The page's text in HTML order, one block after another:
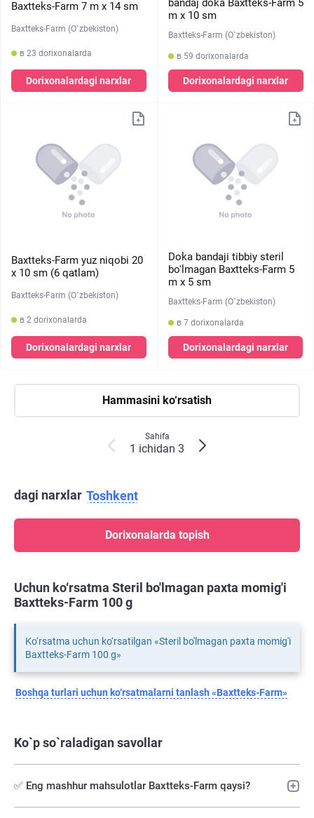
Baxtteks-Farm 7 m х 14 sm
Baxtteks-Farm (O`zbekiston)
в 23 dorixonalarda
Dorixonalardagi narxlar
bandaj doka Baxtteks-Farm 5
m х 10 sm
Baxtteks-Farm (O`zbekiston)
в 59 dorixonalarda
Dorixonalardagi narxlar
Baxtteks-Farm yuz niqobi 20
х 10 sm (6 qatlam)
Baxtteks-Farm (O`zbekiston)
в 2 dorixonalarda
Dorixonalardagi narxlar
Doka bandaji tibbiy steril
bo'lmagan Baxtteks-Farm 5
m х 5 sm
Baxtteks-Farm (O`zbekiston)
в 7 dorixonalarda
Dorixonalardagi narxlar
Hammasini ko‘rsatish
Sahifa
1 ichidan 3
dagi narxlar Toshkent
Dorixonalarda topish
Uchun ko‘rsatma Steril bo'lmagan paxta momig'i
Baxtteks-Farm 100 g
Ko‘rsatma uchun ko‘rsatilgan «Steril bo'lmagan paxta momig'i
Baxtteks-Farm 100 g»
Boshqa turlari uchun ko‘rsatmalarni tanlash «Baxtteks-Farm»
Ko`p so`raladigan savollar
✅ Eng mashhur mahsulotlar Baxtteks-Farm qaysi?